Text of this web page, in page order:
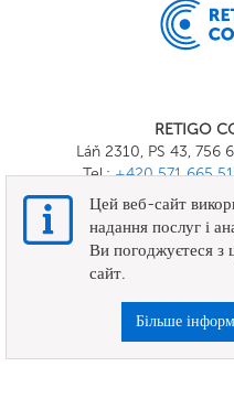
RETIGO
Láň 2310, PS 43, 756
Tel.:+420 571 665
E-mail:
Цей веб-сайт
надання послуг і
Ви погоджуєтеся з
сайт.
Більше